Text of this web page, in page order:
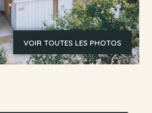
VOIR TOUTES LES PHOTOS